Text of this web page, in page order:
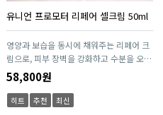
유니언 프로모터 리페어 셀크림 50ml
영양과 보습을 동시에 채워주는 리페어 크
림으로, 피부 장벽을 강화하고 수분을 오래
유지시켜 줍니다. 4GF 성분이 피부 탄력
개선과 주름 케어를 도와 보다 탄탄한 피부
로 가꿔주며, 외부 자극으로부터 피부를 보
58,800원
히트 추천 최신